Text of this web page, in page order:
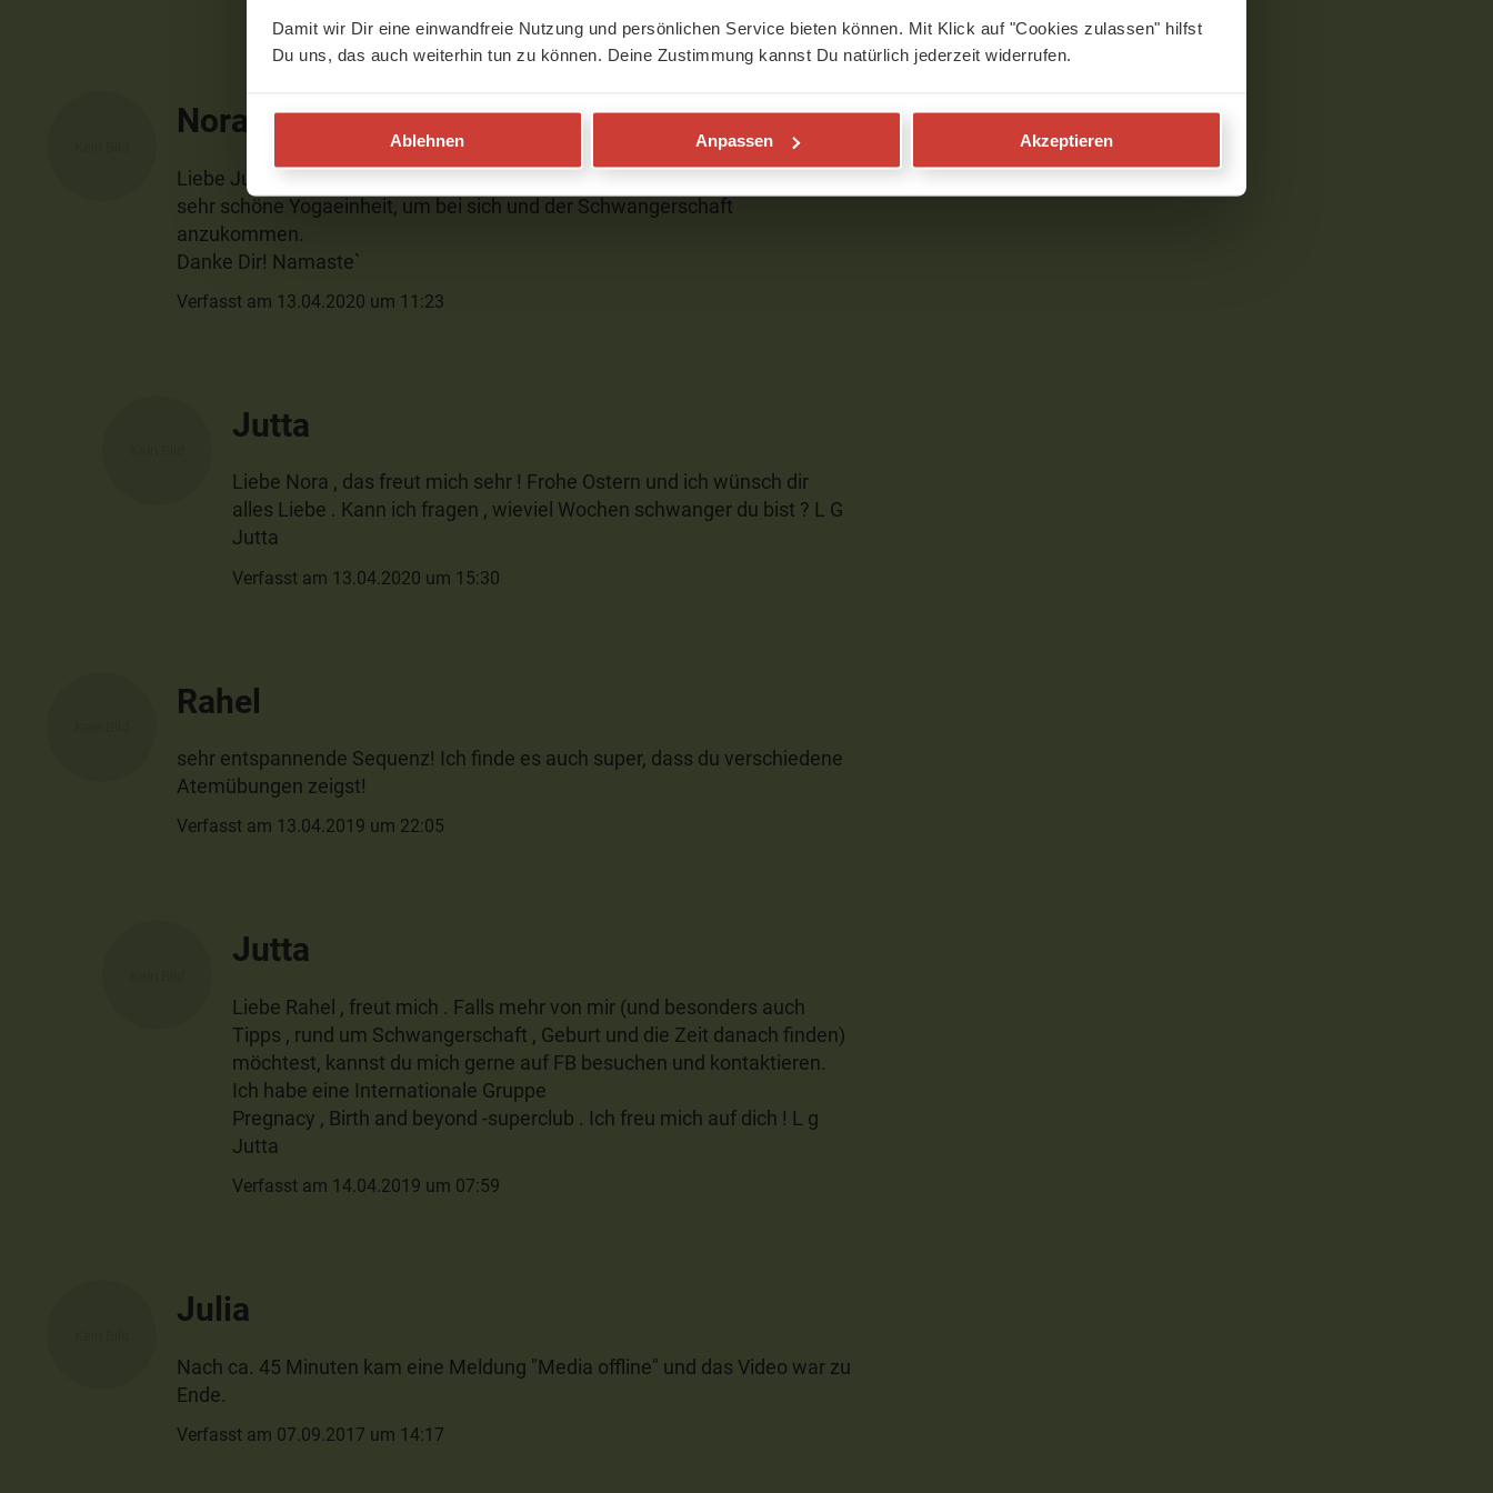
Damit wir Dir eine einwandfreie Nutzung und persönlichen Service bieten können. Mit Klick auf "Cookies zulassen" hilfst
Du uns, das auch weiterhin tun zu können. Deine Zustimmung kannst Du natürlich jederzeit widerrufen.
Ablehnen Anpassen Akzeptieren
Nora
Liebe Jutta,
sehr schöne Yogaeinheit, um bei sich und der Schwangerschaft
anzukommen.
Danke Dir! Namaste`
Verfasst am 13.04.2020 um 11:23
Jutta
Liebe Nora , das freut mich sehr ! Frohe Ostern und ich wünsch dir
alles Liebe . Kann ich fragen , wieviel Wochen schwanger du bist ? L G
Jutta
Verfasst am 13.04.2020 um 15:30
Rahel
sehr entspannende Sequenz! Ich finde es auch super, dass du verschiedene
Atemübungen zeigst!
Verfasst am 13.04.2019 um 22:05
Jutta
Liebe Rahel , freut mich . Falls mehr von mir (und besonders auch
Tipps , rund um Schwangerschaft , Geburt und die Zeit danach finden)
möchtest, kannst du mich gerne auf FB besuchen und kontaktieren.
Ich habe eine Internationale Gruppe
Pregnacy , Birth and beyond -superclub . Ich freu mich auf dich ! L g
Jutta
Verfasst am 14.04.2019 um 07:59
Julia
Nach ca. 45 Minuten kam eine Meldung "Media offline" und das Video war zu
Ende.
Verfasst am 07.09.2017 um 14:17